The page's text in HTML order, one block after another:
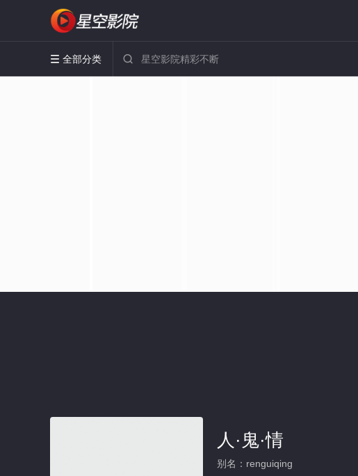
 全部分类 
人·鬼·情
别名：renguiqing